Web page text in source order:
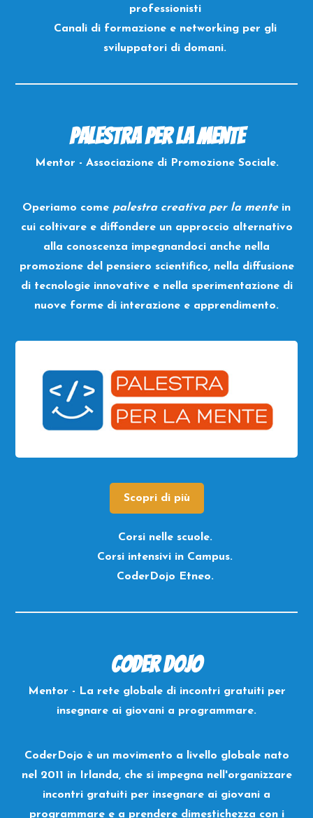
professionisti
Canali di formazione e networking per gli
sviluppatori di domani.
Palestra per la Mente
Mentor - Associazione di Promozione Sociale.
Operiamo come palestra creativa per la mentein
cui coltivare e diffondere un approccio alternativo
alla conoscenza impegnandoci anche nella
promozione del pensiero scientifico, nella diffusione
di tecnologie innovative e nella sperimentazione di
nuove forme di interazione e apprendimento.
Scopri di più
Corsi nelle scuole.
Corsi intensivi in Campus.
CoderDojo Etneo.
Coder Dojo
Mentor - La rete globale di incontri gratuiti per
insegnare ai giovani a programmare.
CoderDojo è un movimento a livello globale nato
nel 2011 in Irlanda, che si impegna nell'organizzare
incontri gratuiti per insegnare ai giovani a
programmare e a prendere dimestichezza con i